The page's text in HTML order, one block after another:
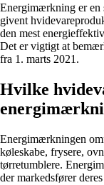
Energimærkning er en
givent
den mest
Det er vigtigt at
fra 1. marts 2021.
Hvilke
Energimærkningen
køleskabe, frysere,
tørretumblere.
der markedsfører